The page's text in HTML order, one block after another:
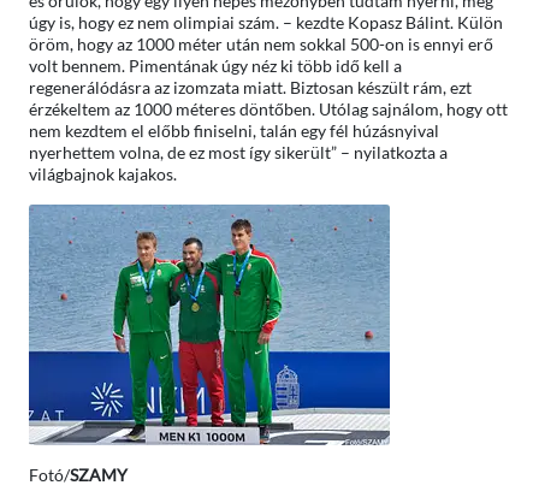
úgy is, hogy ez nem olimpiai szám. – kezdte Kopasz Bálint. Külön
öröm, hogy az 1000 méter után nem sokkal 500-on is ennyi erő
volt bennem. Pimentának úgy néz ki több idő kell a
regenerálódásra az izomzata miatt. Biztosan készült rám, ezt
érzékeltem az 1000 méteres döntőben. Utólag sajnálom, hogy ott
nem kezdtem el előbb finiselni, talán egy fél húzásnyival
nyerhettem volna, de ez most így sikerült” – nyilatkozta a
világbajnok kajakos.
Fotó/SZAMY